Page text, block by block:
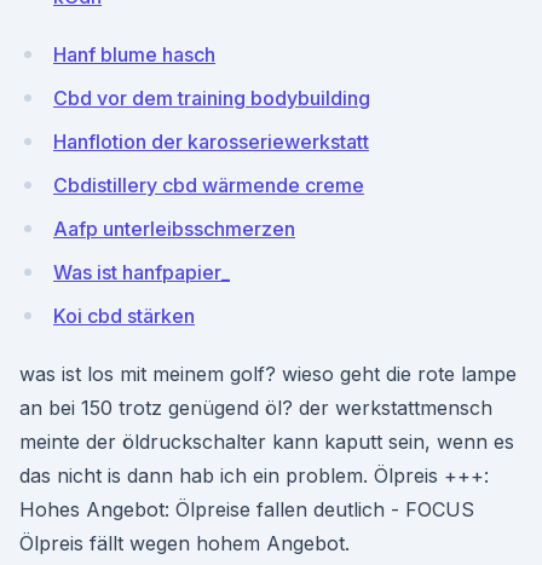
Hanf blume hasch
Cbd vor dem training bodybuilding
Hanflotion der karosseriewerkstatt
Cbdistillery cbd wärmende creme
Aafp unterleibsschmerzen
Was ist hanfpapier_
Koi cbd stärken
was ist los mit meinem golf? wieso geht die rote lampe
an bei 150 trotz genügend öl? der werkstattmensch
meinte der öldruckschalter kann kaputt sein, wenn es
das nicht is dann hab ich ein problem. Ölpreis +++:
Hohes Angebot: Ölpreise fallen deutlich - FOCUS
Ölpreis fällt wegen hohem Angebot.